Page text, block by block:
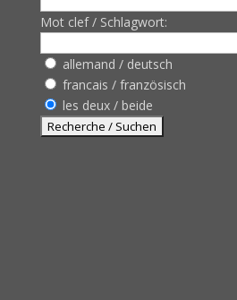
Mot clef / Schlagwort:
allemand / deutsch
francais / französisch
les deux / beide